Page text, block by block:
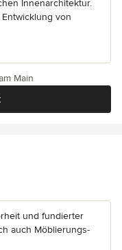
Innenarchitektur.
von
Main
und fundierter
auch Möblierungs-